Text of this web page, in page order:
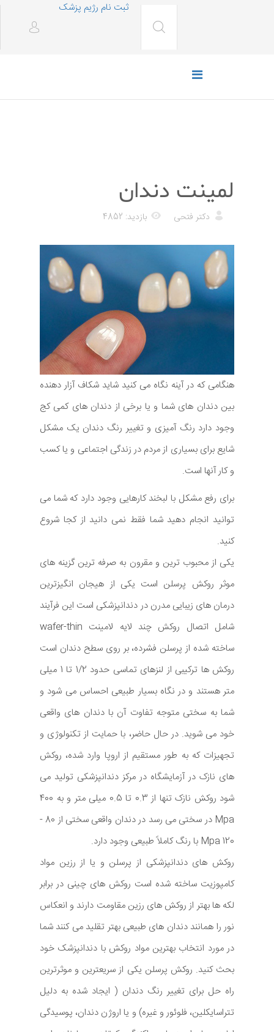
ثبت نام رژیم پزشک
لمینت دندان
دکتر فتحی بازدید: 4852
هنگامی که در آینه نگاه می کنید شاید شکاف آزار دهنده
بین دندان های شما و یا برخی از دندان های کمی کج
وجود دارد رنگ آمیزی و تغییر رنگ دندان یک مشکل
شایع برای بسیاری از مردم در زندگی اجتماعی و یا کسب
و کار آنها است.
برای رفع مشکل با لبخند کارهایی وجود دارد که شما می
توانید انجام دهید شما فقط نمی دانید از کجا شروع
کنید.
یکی از محبوب ترین و مقرون به صرفه ترین گزینه های
موثر روکش پرسلن است یکی از هیجان انگیزترین
درمان های زیبایی مدرن در دندانپزشکی است این فرآیند
شامل اتصال روکش چند لایه لامینت wafer-thin
ساخته شده از پرسلن فشرده، بر روی سطح دندان است
روکش ها ترکیبی از لنزهای تماسی حدود 1/2 تا 1 میلی
متر هستند و در نگاه بسیار طبیعی احساس می شود و
شما به سختی متوجه تفاوت آن با دندان های واقعی
خود می شوید. در حال حاضر، با حمایت از تکنولوژی و
تجهیزات که به طور مستقیم از اروپا وارد شده، روکش
های نازک در آزمایشگاه در مرکز دندانپزشکی تولید می
شود روکش نازک تنها از 0.3 تا 0.5 میلی متر و به 400
Mpa در سختی می رسد در دندان واقعی سختی از 80 -
Mpa 120 با رنگ کاملاً طبیعی وجود دارد.
روکش های دندانپزشکی از پرسلن و یا از رزین مواد
کامپوزیت ساخته شده است روکش های چینی در برابر
لکه ها بهتر از روکش های رزین مقاومت دارند و انعکاس
نور را همانند دندان های طبیعی بهتر تقلید می کنند شما
در مورد انتخاب بهترین مواد روکش با دندانپزشک خود
بحث کنید. روکش پرسلن یکی از سریعترین و موثرترین
راه حل برای تغییر رنگ دندان ( ایجاد شده به دلیل
تتراسایکلین، فلوئور و غیره) و یا اروژن دندان، پوسیدگی